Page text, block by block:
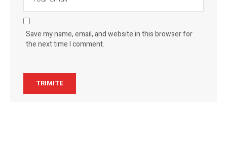
Save my name, email, and website in this browser for
the next time I comment.